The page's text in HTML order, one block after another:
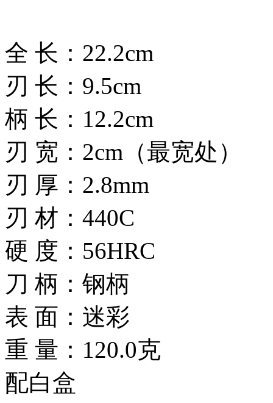
全 长：22.2cm
刃 长：9.5cm
柄 长：12.2cm
刃 宽：2cm（最宽处）
刃 厚：2.8mm
刃 材：440C
硬 度：56HRC
刀 柄：钢柄
表 面：迷彩
重 量：120.0克
配白盒